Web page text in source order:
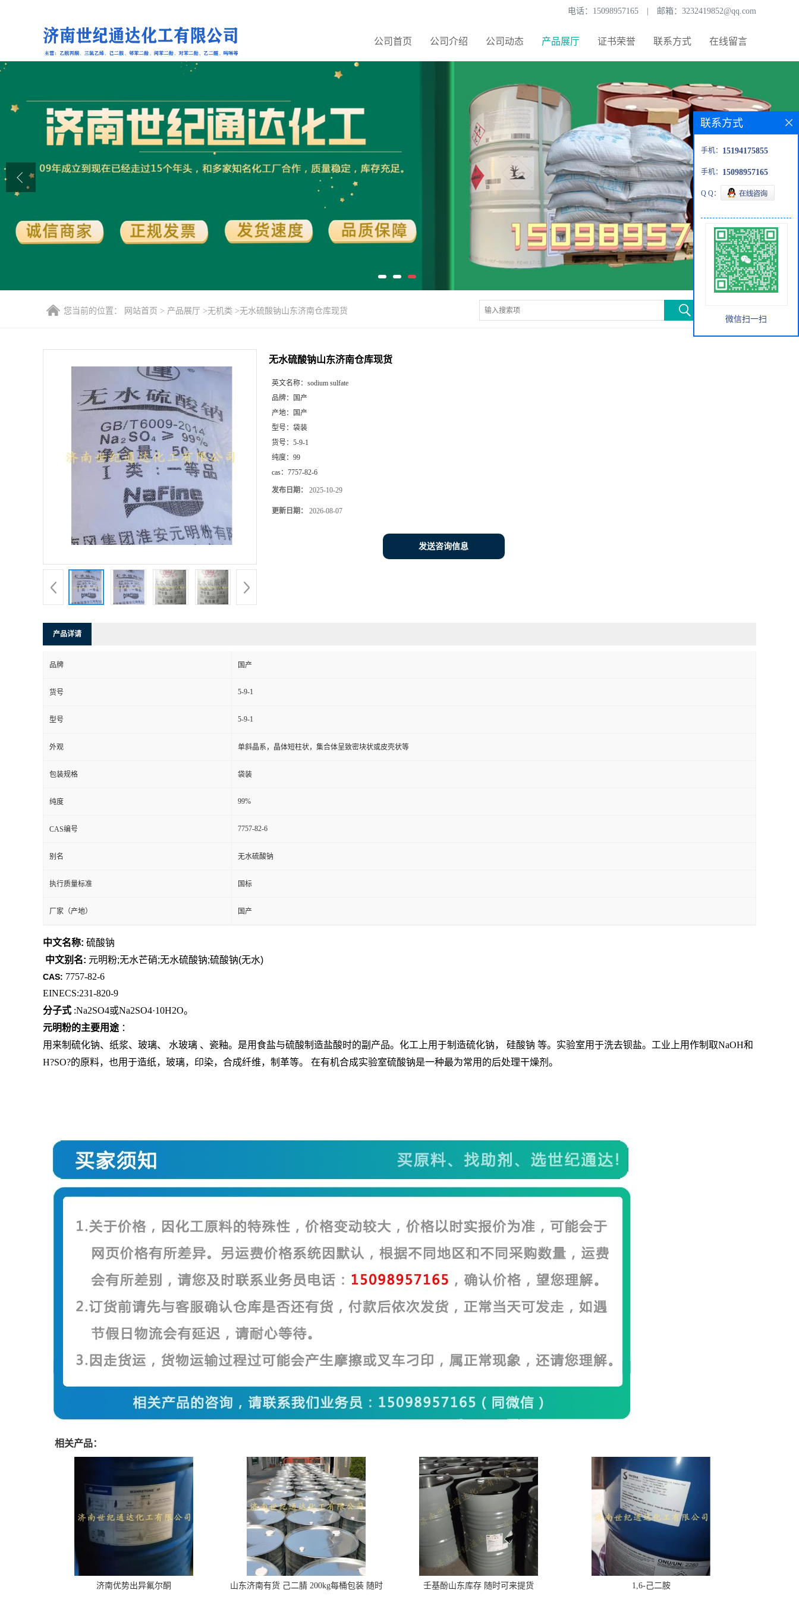
电话： 15098957165 邮箱： 3232419852@qq.com
公司首页 公司介绍 公司动态 产品展厅 证书荣誉 联系方式 在线留言
公司首页
产品展厅
联系方式
您当前的位置： 网站首页 > 产品展厅 >无机类 >无水硫酸钠山东济南仓库现货
无水硫酸钠山东济南仓库现货
英文名称： sodium sulfate
品牌：
国产
产地：
国产
型号： 袋装
货号： 5-9-1
纯度： 99
cas： 7757-82-6
发布日期： 2025-10-29
更新日期： 2026-08-07
发送咨询信息
产品详请
品牌 国产
货号 5-9-1
型号 5-9-1
外观 单斜晶系，晶体短柱状，集合体呈致密块状或皮壳状等
包装规格 袋装
纯度 99%
CAS编号 7757-82-6
别名 无水硫酸钠
执行质量标准 国标
厂家（产地） 国产
中文名称: 硫酸钠
中文别名: 元明粉;无水芒硝;无水硫酸钠;硫酸钠(无水)
CAS: 7757-82-6
EINECS:231-820-9
分子式 :Na2SO4或Na2SO4·10H2O。
元明粉的主要用途 ：
用来制硫化钠、纸浆、玻璃、 水玻璃 、瓷釉。是用食盐与硫酸制造盐酸时的副产品。化工上用于制造硫化钠， 硅酸钠 等。实验室用于洗去钡盐。工业上用作制取NaOH和
H?SO?的原料，也用于造纸，玻璃，印染，合成纤维，制革等。 在有机合成实验室硫酸钠是一种最为常用的后处理干燥剂。
相关产品：
济南优势出异氟尔酮
山东济南有货 己二腈 200kg每桶包装 随时
壬基酚山东库存 随时可来提货 1,6-己二胺
联系方式
手机： 15194175855
手机： 15098957165
Q Q：
微信扫一扫